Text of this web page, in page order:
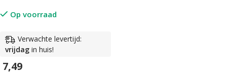
Op voorraad
Verwachte levertijd:
vrijdag in huis!
7,49